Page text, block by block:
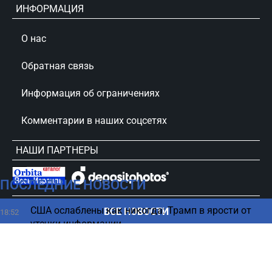
ПОСЛЕДНИЕ НОВОСТИ
18:52
США ослаблены как никогда: Трамп в ярости от
утечки информации
ВСЕ НОВОСТИ
ИНФОРМАЦИЯ
О нас
Обратная связь
Информация об ограничениях
Комментарии в наших соцсетях
НАШИ ПАРТНЕРЫ
сursorinfo.co.il © Все права защищены